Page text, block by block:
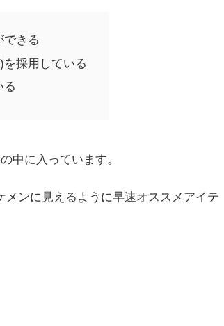
できる
)を採用している
る
中に入っています。
ンに見えるように早速オススメアイテ